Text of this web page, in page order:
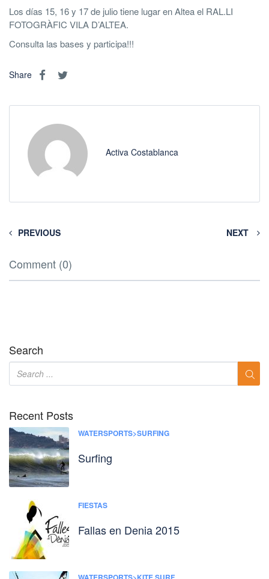
Los días 15, 16 y 17 de julio tiene lugar en Altea el RAL.LI
FOTOGRÀFIC VILA D’ALTEA.
Consulta las bases y participa!!!
Share
Activa Costablanca
PREVIOUS NEXT
Comment (0)
Search
Recent Posts
WATERSPORTS>SURFING
Surfing
FIESTAS
Fallas en Denia 2015